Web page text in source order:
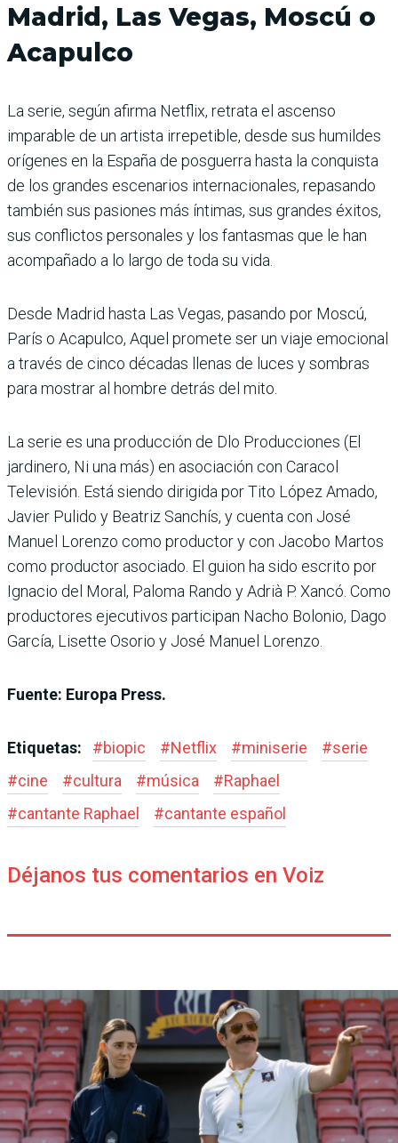
Madrid, Las Vegas, Moscú o
Acapulco
La serie, según afirma Netflix, retrata el ascenso
imparable de un artista irrepetible, desde sus humildes
orígenes en la España de posguerra hasta la conquista
de los grandes escenarios internacionales, repasando
también sus pasiones más íntimas, sus grandes éxitos,
sus conflictos personales y los fantasmas que le han
acompañado a lo largo de toda su vida.
Desde Madrid hasta Las Vegas, pasando por Moscú,
París o Acapulco, Aquel promete ser un viaje emocional
a través de cinco décadas llenas de luces y sombras
para mostrar al hombre detrás del mito.
La serie es una producción de Dlo Producciones (El
jardinero, Ni una más) en asociación con Caracol
Televisión. Está siendo dirigida por Tito López Amado,
Javier Pulido y Beatriz Sanchís, y cuenta con José
Manuel Lorenzo como productor y con Jacobo Martos
como productor asociado. El guion ha sido escrito por
Ignacio del Moral, Paloma Rando y Adrià P. Xancó. Como
productores ejecutivos participan Nacho Bolonio, Dago
García, Lisette Osorio y José Manuel Lorenzo.
Fuente: Europa Press.
Etiquetas: #biopic #Netflix #miniserie #serie
#cine #cultura #música #Raphael
#cantante Raphael #cantante español
Déjanos tus comentarios en Voiz